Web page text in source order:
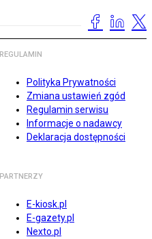
REGULAMIN
Polityka Prywatności
Zmiana ustawień zgód
Regulamin serwisu
Informacje o nadawcy
Deklaracja dostępności
PARTNERZY
E-kiosk.pl
E-gazety.pl
Nexto.pl